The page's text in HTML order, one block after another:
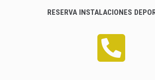
RESERVA INSTALACIONES